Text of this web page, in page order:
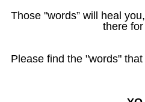
Those "words” will heal
there
Please find the "words"